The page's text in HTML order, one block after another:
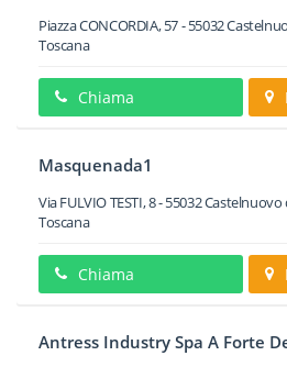
Piazza CONCORDIA, 57-55032
Toscana
Chiama
Masquenada1
Via FULVIO TESTI, 8-55032Castelnuovo
Toscana
Chiama
Antress Industry Spa A Forte